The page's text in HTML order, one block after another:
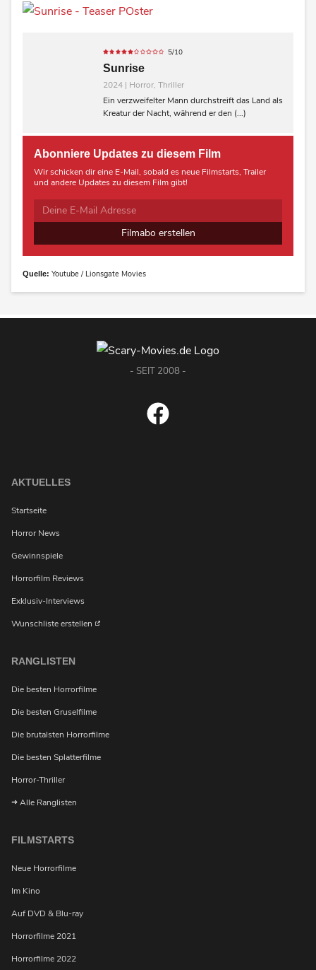
5/10
Sunrise
2024 | Horror, Thriller
Ein verzweifelter Mann durchstreift das Land als
Kreatur der Nacht, während er den (...)
Abonniere Updates zu diesem Film
Wir schicken dir eine E-Mail, sobald es neue Filmstarts, Trailer
und andere Updates zu diesem Film gibt!
Filmabo erstellen
Quelle: Youtube / Lionsgate Movies
- SEIT 2008 -
AKTUELLES
Startseite
Horror News
Gewinnspiele
Horrorfilm Reviews
Exklusiv-Interviews
Wunschliste erstellen
RANGLISTEN
Die besten Horrorfilme
Die besten Gruselfilme
Die brutalsten Horrorfilme
Die besten Splatterfilme
Horror-Thriller
Alle Ranglisten
FILMSTARTS
Neue Horrorfilme
Im Kino
Auf DVD & Blu-ray
Horrorfilme 2021
Horrorfilme 2022